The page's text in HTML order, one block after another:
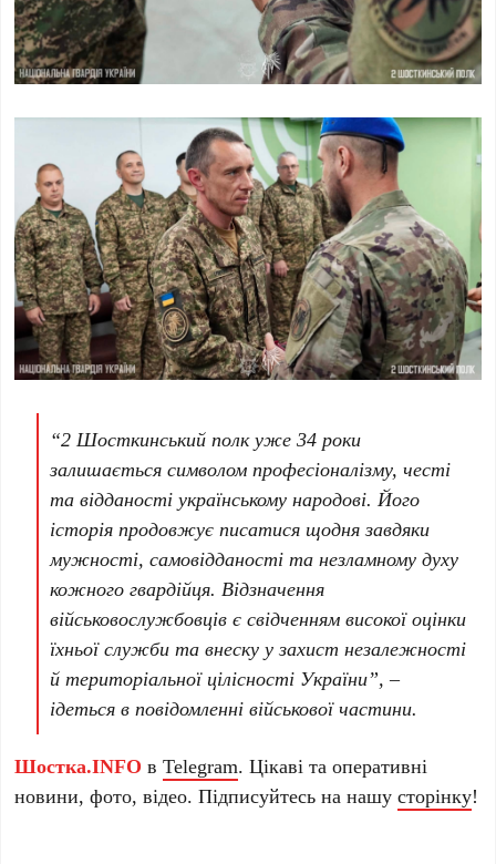
“2 Шосткинський полк уже 34 роки
залишається символом професіоналізму, честі
та відданості українському народові. Його
історія продовжує писатися щодня завдяки
мужності, самовідданості та незламному духу
кожного гвардійця. Відзначення
військовослужбовців є свідченням високої оцінки
їхньої служби та внеску у захист незалежності
й територіальної цілісності України”, –
ідеться в повідомленні військової частини.
Шостка.INFO вTelegram. Цікаві та оперативні
новини, фото, відео. Підписуйтесь на нашусторінку!